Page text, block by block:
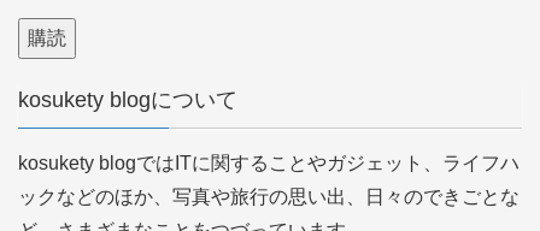
ル
ド
ス
kosukety blogについて
kosukety blogではITに関することやガジェット、ライフハ
ックなどのほか、写真や旅行の思い出、日々のできごとな